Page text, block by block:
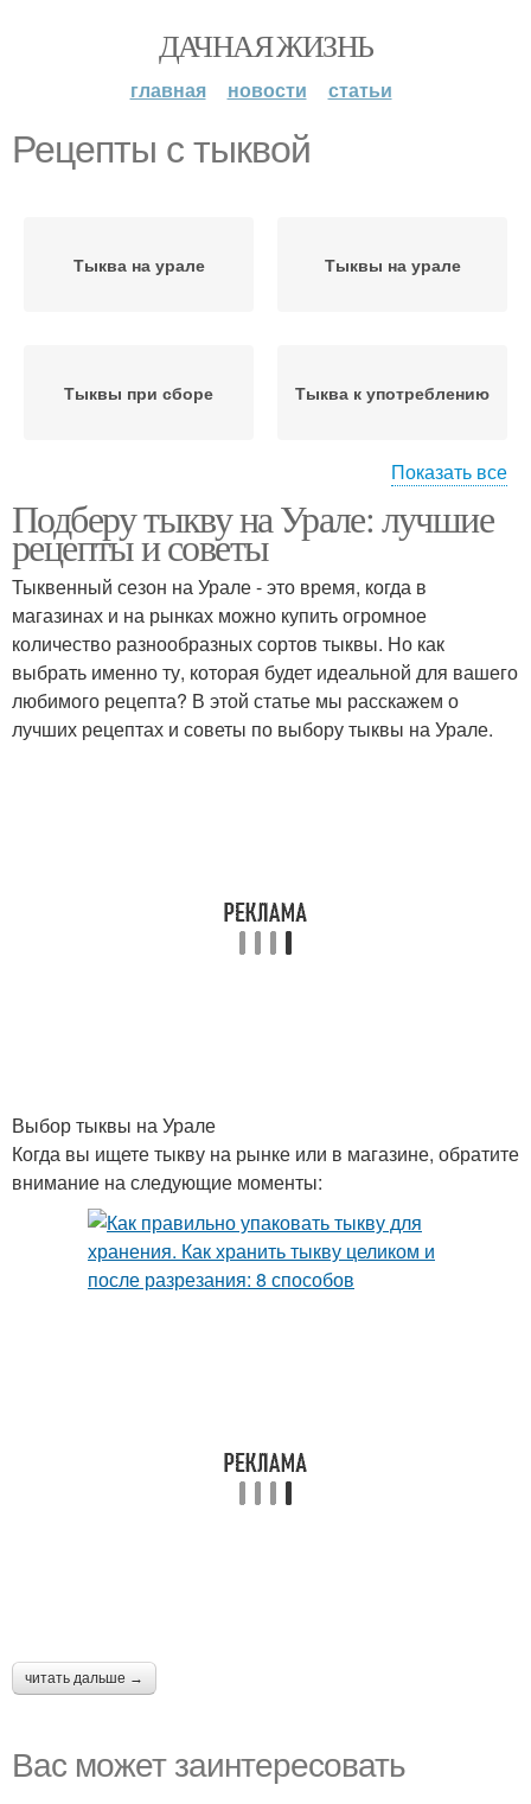
ДАЧНАЯ ЖИЗНЬ
главная новости статьи
Рецепты с тыквой
Тыква на урале Тыквы на урале
Тыквы при сборе Тыква к употреблению
Голосемянные тыквы Недозревшая тыква
Показать все
Подберу тыкву на Урале: лучшие
рецепты и советы
Тыквенный сезон на Урале - это время, когда в
магазинах и на рынках можно купить огромное
количество разнообразных сортов тыквы. Но как
выбрать именно ту, которая будет идеальной для вашего
любимого рецепта? В этой статье мы расскажем о
лучших рецептах и советы по выбору тыквы на Урале.
Выбор тыквы на Урале
Когда вы ищете тыкву на рынке или в магазине, обратите
внимание на следующие моменты:
читать дальше →
Вас может заинтересовать